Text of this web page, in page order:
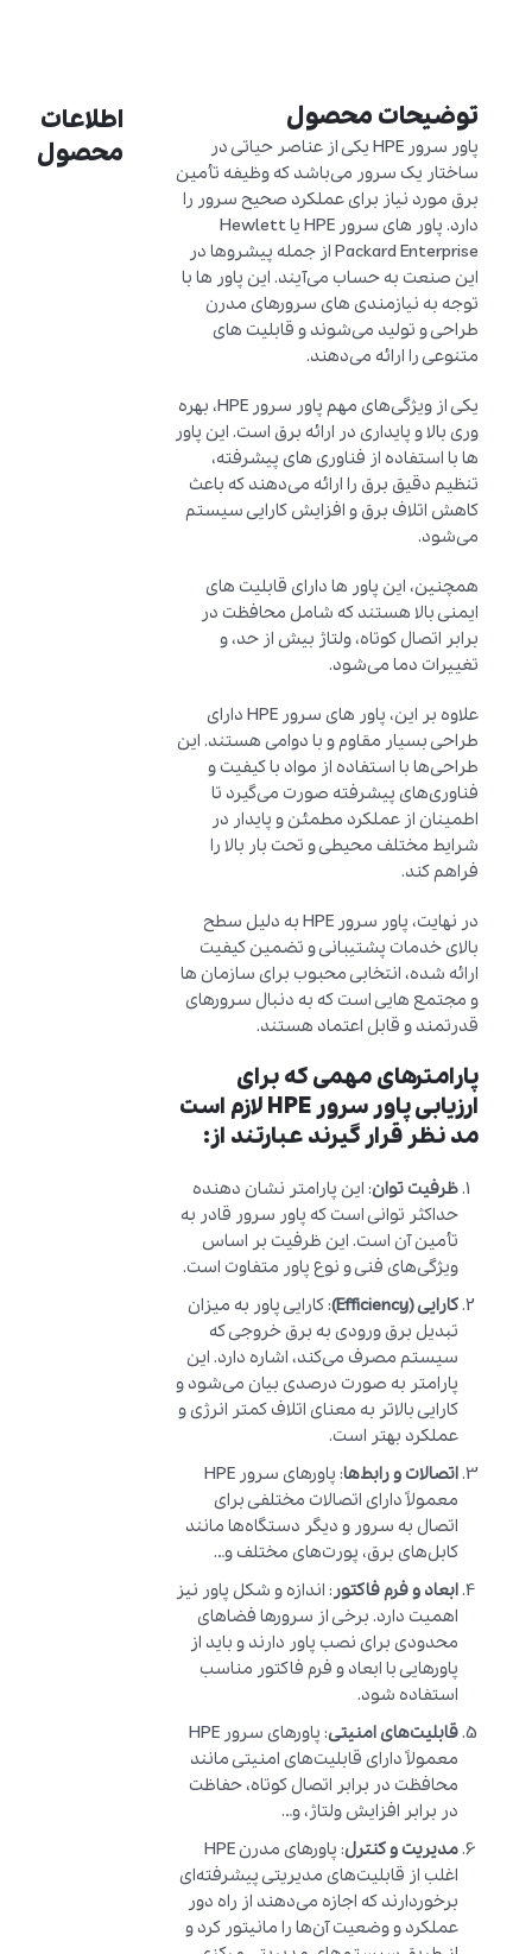
توضیحات محصول
پاور سرور HPE یکی از عناصر حیاتی در
ساختار یک سرور می‌باشد که وظیفه تأمین
برق مورد نیاز برای عملکرد صحیح سرور را
دارد. پاور های سرور HPE یا Hewlett
Packard Enterprise از جمله پیشروها در
این صنعت به حساب می‌آیند. این پاور ها با
توجه به نیازمندی های سرورهای مدرن
طراحی و تولید می‌شوند و قابلیت های
متنوعی را ارائه می‌دهند.
یکی از ویژگی‌های مهم پاور سرور HPE، بهره
وری بالا و پایداری در ارائه برق است. این پاور
ها با استفاده از فناوری های پیشرفته،
تنظیم دقیق برق را ارائه می‌دهند که باعث
کاهش اتلاف برق و افزایش کارایی سیستم
می‌شود.
همچنین، این پاور ها دارای قابلیت های
ایمنی بالا هستند که شامل محافظت در
برابر اتصال کوتاه، ولتاژ بیش از حد، و
تغییرات دما می‌شود.
علاوه بر این، پاور های سرور HPE دارای
طراحی بسیار مقاوم و با دوامی هستند. این
طراحی‌ها با استفاده از مواد با کیفیت و
فناوری‌های پیشرفته صورت می‌گیرد تا
اطمینان از عملکرد مطمئن و پایدار در
شرایط مختلف محیطی و تحت بار بالا را
فراهم کند.
در نهایت، پاور سرور HPE به دلیل سطح
بالای خدمات پشتیبانی و تضمین کیفیت
ارائه شده، انتخابی محبوب برای سازمان ها
و مجتمع هایی است که به دنبال سرورهای
قدرتمند و قابل اعتماد هستند.
پارامترهای مهمی که برای
ارزیابی پاور سرور HPE لازم است
مد نظر قرار گیرند عبارتند از:
ظرفیت توان: این پارامتر نشان دهنده
حداکثر توانی است که پاور سرور قادر به
تأمین آن است. این ظرفیت بر اساس
ویژگی‌های فنی و نوع پاور متفاوت است.
کارایی (Efficiency)
: کارایی پاور به میزان
تبدیل برق ورودی به برق خروجی که
سیستم مصرف می‌کند، اشاره دارد. این
پارامتر به صورت درصدی بیان می‌شود و
کارایی بالاتر به معنای اتلاف کمتر انرژی و
عملکرد بهتر است.
اتصالات و رابط‌ها
: پاورهای سرور HPE
معمولاً دارای اتصالات مختلفی برای
اتصال به سرور و دیگر دستگاه‌ها مانند
کابل‌های برق، پورت‌های مختلف و…
ابعاد و فرم فاکتور : اندازه و شکل پاور نیز
اهمیت دارد. برخی از سرورها فضاهای
محدودی برای نصب پاور دارند و باید از
پاورهایی با ابعاد و فرم فاکتور مناسب
استفاده شود.
قابلیت‌های امنیتی
: پاورهای سرور HPE
معمولاً دارای قابلیت‌های امنیتی مانند
محافظت در برابر اتصال کوتاه، حفاظت
در برابر افزایش ولتاژ، و…
مدیریت و کنترل
: پاورهای مدرن HPE
اغلب از قابلیت‌های مدیریتی پیشرفته‌ای
برخوردارند که اجازه می‌دهند از راه دور
عملکرد و وضعیت آن‌ها را مانیتور کرد و
اطلاعات
محصول